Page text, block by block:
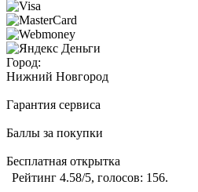
Город:
Нижний Новгород
Гарантия сервиса
Баллы за покупки
Бесплатная открытка
Рейтинг 4.58/5, голосов: 156.